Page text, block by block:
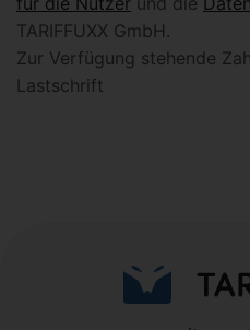
TARIFFUXX GmbH.
Zur Verfügung stehende
Lastschrift